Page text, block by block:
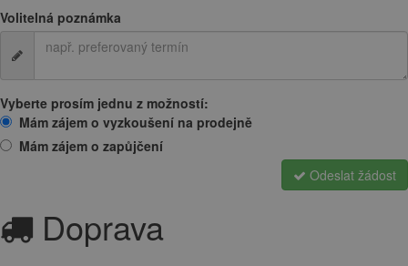
Volitelná poznámka
Vyberte prosím jednu z možností:
Mám zájem o vyzkoušení na prodejně
Mám zájem o zapůjčení
Odeslat žádost
Doprava